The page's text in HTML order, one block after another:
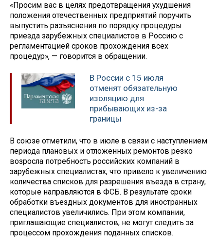
«Просим вас в целях предотвращения ухудшения
положения отечественных предприятий поручить
выпустить разъяснения по порядку процедуры
приезда зарубежных специалистов в Россию с
регламентацией сроков прохождения всех
процедур», — говорится в обращении.
В России с 15 июля
отменят обязательную
изоляцию для
прибывающих из-за
границы
В союзе отметили, что в июле в связи с наступлением
периода плановых и отложенных ремонтов резко
возросла потребность российских компаний в
зарубежных специалистах, что привело к увеличению
количества списков для разрешения въезда в страну,
которые направляются в ФСБ. В результате сроки
обработки въездных документов для иностранных
специалистов увеличились. При этом компании,
приглашающие специалистов, не могут следить за
процессом прохождения поданных списков.